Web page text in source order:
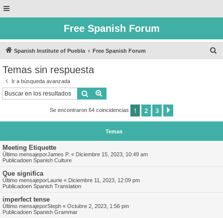
Free Spanish Forum
Spanish Institute of Puebla Free Spanish Forum
Temas sin respuesta
Ir a búsqueda avanzada
Buscar
Se encontraron 64 coincidencias 1 2 3
Temas
Meeting Etiquette
Último mensajeporJames P. « Diciembre 15, 2023, 10:49 am
Publicadoen Spanish Culture
Que significa
Último mensajeporLaurie « Diciembre 11, 2023, 12:09 pm
Publicadoen Spanish Translation
imperfect tense
Último mensajeporSteph « Octubre 2, 2023, 1:56 pm
Publicadoen Spanish Grammar